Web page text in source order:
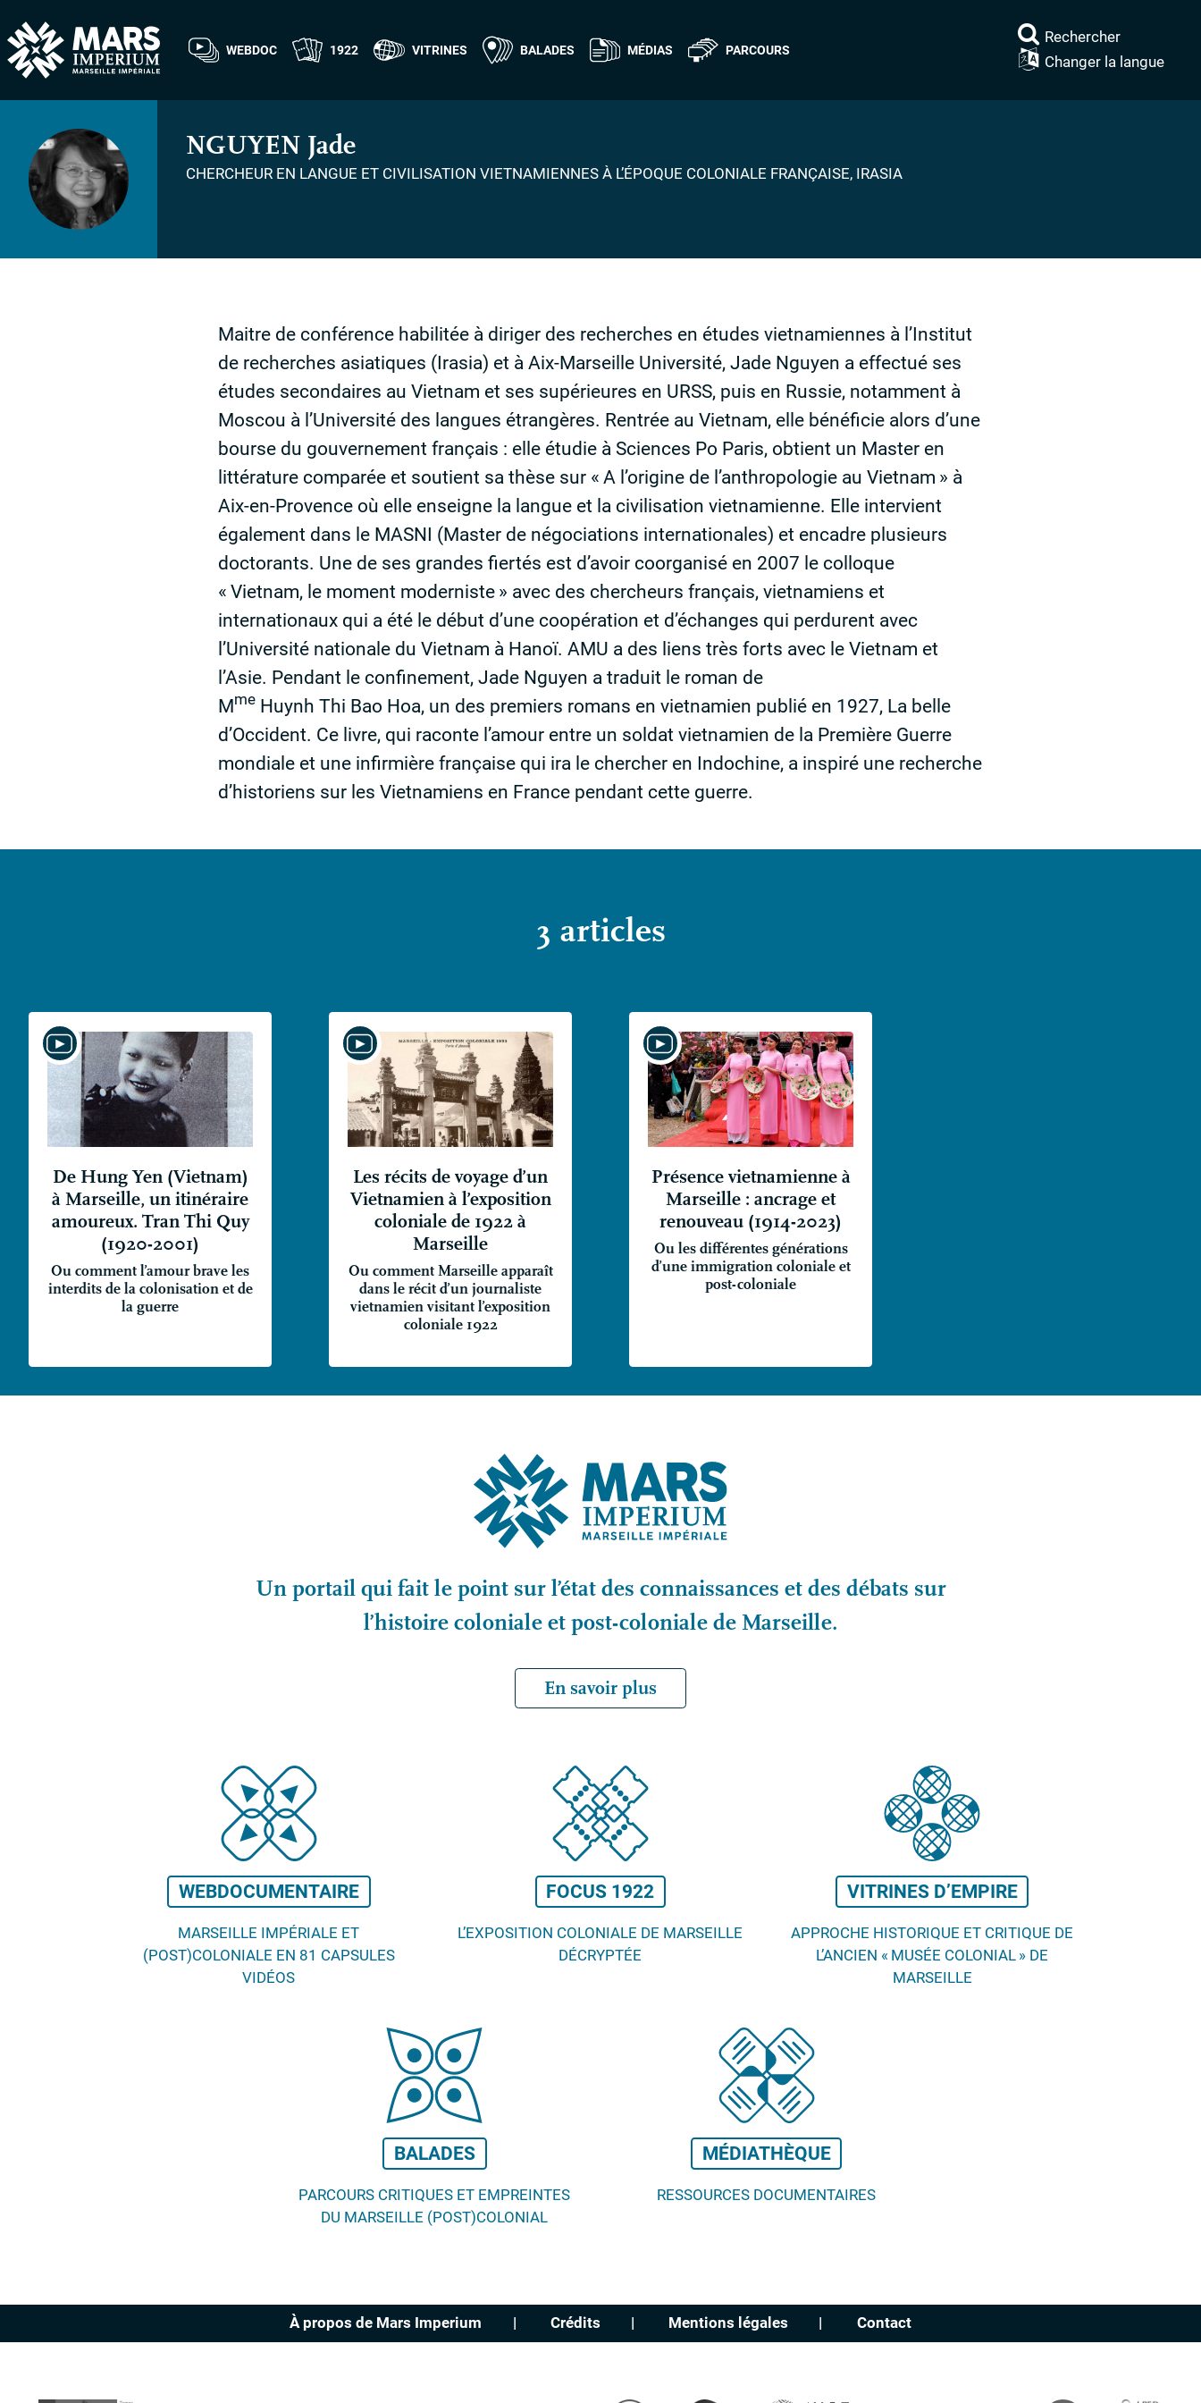
WEBDOC 1922 VITRINES BALADES MÉDIAS PARCOURS
Rechercher
Changer la langue
NGUYEN Jade
CHERCHEUR EN LANGUE ET CIVILISATION VIETNAMIENNES À L’ÉPOQUE COLONIALE FRANÇAISE, IRASIA
Maitre de conférence habilitée à diriger des recherches en études vietnamiennes à l’Institut
de recherches asiatiques (Irasia) et à Aix-Marseille Université, Jade Nguyen a effectué ses
études secondaires au Vietnam et ses supérieures en URSS, puis en Russie, notamment à
Moscou à l’Université des langues étrangères. Rentrée au Vietnam, elle bénéficie alors d’une
bourse du gouvernement français : elle étudie à Sciences Po Paris, obtient un Master en
littérature comparée et soutient sa thèse sur « A l’origine de l’anthropologie au Vietnam » à
Aix-en-Provence où elle enseigne la langue et la civilisation vietnamienne. Elle intervient
également dans le MASNI (Master de négociations internationales) et encadre plusieurs
doctorants. Une de ses grandes fiertés est d’avoir coorganisé en 2007 le colloque
« Vietnam, le moment moderniste » avec des chercheurs français, vietnamiens et
internationaux qui a été le début d’une coopération et d’échanges qui perdurent avec
l’Université nationale du Vietnam à Hanoï.AMU a des liens très forts avec le Vietnam et
l’Asie. Pendant le confinement, Jade Nguyen a traduit le roman de
Mme Huynh Thi Bao Hoa, un des premiers romans en vietnamien publié en 1927, La belle
d’Occident. Ce livre, qui raconte l’amour entre un soldat vietnamien de la Première Guerre
mondiale et une infirmière française qui ira le chercher en Indochine, a inspiré une recherche
d’historiens sur les Vietnamiens en France pendant cette guerre.
3 articles
De Hung Yen (Vietnam)
à Marseille, un itinéraire
amoureux. Tran Thi Quy
(1920-2001)
Ou comment l’amour brave les
interdits de la colonisation et de
la guerre
Les récits de voyage d’un
Vietnamien à l’exposition
coloniale de 1922 à
Marseille
Ou comment Marseille apparaît
dans le récit d’un journaliste
vietnamien visitant l’exposition
coloniale 1922
Présence vietnamienne à
Marseille : ancrage et
renouveau (1914-2023)
Ou les différentes générations
d’une immigration coloniale et
post-coloniale
Un portail qui fait le point sur l’état des connaissances et des débats sur
l’histoire coloniale et post-coloniale de Marseille.
En savoir plus
WEBDOCUMENTAIRE
MARSEILLE IMPÉRIALE ET
(POST)COLONIALE EN 81 CAPSULES
VIDÉOS
FOCUS 1922
L’EXPOSITION COLONIALE DE MARSEILLE
DÉCRYPTÉE
VITRINES D’EMPIRE
APPROCHE HISTORIQUE ET CRITIQUE DE
L’ANCIEN « MUSÉE COLONIAL » DE
MARSEILLE
BALADES
PARCOURS CRITIQUES ET EMPREINTES
DU MARSEILLE (POST)COLONIAL
MÉDIATHÈQUE
RESSOURCES DOCUMENTAIRES
À propos de Mars Imperium Crédits Mentions légales Contact